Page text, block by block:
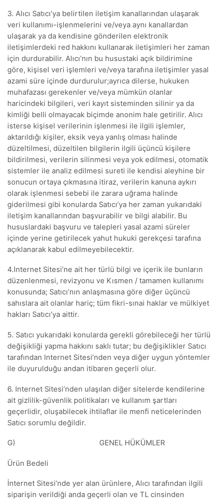
3. Alıcı Satıcı’ya belirtilen iletişim kanallarından ulaşarak
veri kullanımı-işlenmelerini ve/veya aynı kanallardan
ulaşarak ya da kendisine gönderilen elektronik
iletişimlerdeki red hakkını kullanarak iletişimleri her zaman
için durdurabilir. Alıcı’nın bu husustaki açık bildirimine
göre, kişisel veri işlemleri ve/veya tarafına iletişimler yasal
azami süre içinde durdurulur;ayrıca dilerse, hukuken
muhafazası gerekenler ve/veya mümkün olanlar
haricindeki bilgileri, veri kayıt sisteminden silinir ya da
kimliği belli olmayacak biçimde anonim hale getirilir. Alıcı
isterse kişisel verilerinin işlenmesi ile ilgili işlemler,
aktarıldığı kişiler, eksik veya yanlış olması halinde
düzeltilmesi, düzeltilen bilgilerin ilgili üçüncü kişilere
bildirilmesi, verilerin silinmesi veya yok edilmesi, otomatik
sistemler ile analiz edilmesi sureti ile kendisi aleyhine bir
sonucun ortaya çıkmasına itiraz, verilerin kanuna aykırı
olarak işlenmesi sebebi ile zarara uğrama halinde
giderilmesi gibi konularda Satıcı’ya her zaman yukarıdaki
iletişim kanallarından başvurabilir ve bilgi alabilir. Bu
hususlardaki başvuru ve talepleri yasal azami süreler
içinde yerine getirilecek yahut hukuki gerekçesi tarafına
açıklanarak kabul edilmeyebilecektir.
4.Internet Sitesi’ne ait her türlü bilgi ve içerik ile bunların
düzenlenmesi, revizyonu ve Kısmen / tamamen kullanımı
konusunda; Satıcı’nın anlaşmasına göre diğer üçüncü
sahıslara ait olanlar hariç; tüm fikri-sınai haklar ve mülkiyet
hakları Satıcı’ya aittir.
5. Satıcı yukarıdaki konularda gerekli görebileceği her türlü
değişikliği yapma hakkını saklı tutar; bu değişiklikler Satıcı
tarafından Internet Sitesi’nden veya diğer uygun yöntemler
ile duyurulduğu andan itibaren geçerli olur.
6. Internet Sitesi’nden ulaşılan diğer sitelerde kendilerine
ait gizlilik-güvenlik politikaları ve kullanım şartları
geçerlidir, oluşabilecek ihtilaflar ile menfi neticelerinden
Satıcı sorumlu değildir.
G) GENEL HÜKÜMLER
Ürün Bedeli
İnternet Sitesi’nde yer alan ürünlere, Alıcı tarafından ilgili
siparişin verildiği anda geçerli olan ve TL cinsinden